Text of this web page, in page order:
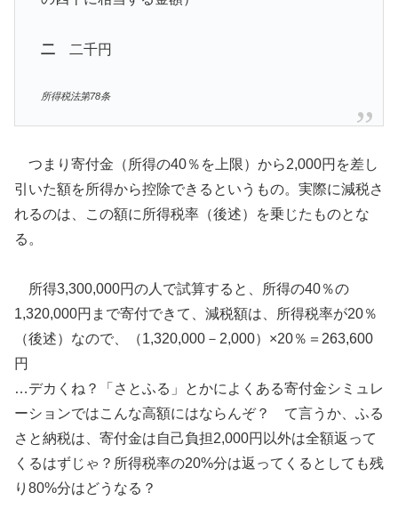
二二千円
所得税法第78条
つまり寄付金（所得の40％を上限）から2,000円を差し
引いた額を所得から控除できるというもの。実際に減税さ
れるのは、この額に所得税率（後述）を乗じたものとな
る。
所得3,300,000円の人で試算すると、所得の40％の
1,320,000円まで寄付できて、減税額は、所得税率が20％
（後述）なので、（1,320,000－2,000）×20％＝263,600
円
…デカくね？「さとふる」とかによくある寄付金シミュレ
ーションではこんな高額にはならんぞ？ て言うか、ふる
さと納税は、寄付金は自己負担2,000円以外は全額返って
くるはずじゃ？所得税率の20%分は返ってくるとしても残
り80%分はどうなる？